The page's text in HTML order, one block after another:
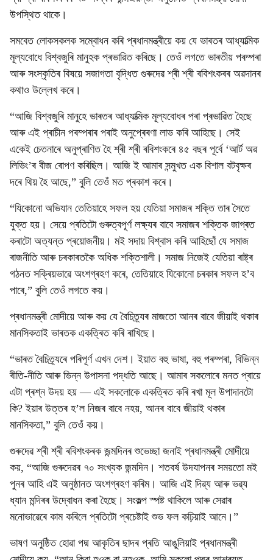
উপস্থিত থাকে।
সমবেত লোকসকলক সম্বোধন কৰি প্ৰধানমন্ত্ৰীয়ে কয় যে ভাৰতৰ আধ্যাত্মিক
মূল্যবোধে বিশ্বজুৰি মানুহক প্ৰভাৱিত কৰিছে। তেওঁ লগতে ভাৰতীয় পৰম্পৰা
আৰু সংস্কৃতিৰ বিষয়ে সজাগতা বৃদ্ধিত গুৰুদেৱ শ্ৰী শ্ৰী ৰবিশংকৰৰ অৱদানৰ
কথাও উল্লেখ কৰে।
“আজি বিশ্বজুৰি মানুহে ভাৰতৰ আধ্যাত্মিক মূল্যবোধৰ পৰা প্ৰভাৱিত হৈছে
আৰু এই প্ৰাচীন পৰম্পৰাৰ পৰাই অনুপ্ৰেৰণা লাভ কৰি আহিছে। সেই
একেই চেতনাৰে অনুপ্ৰাণিত হৈ শ্ৰী শ্ৰী ৰবিশংকৰে ৪৫ বছৰ পূৰ্বে ‘আৰ্ট অৱ
লিভিং’ৰ বীজ ৰোপণ কৰিছিল। আজি ই আমাৰ সন্মুখত এক বিশাল বটবৃক্ষৰ
দৰে থিয় হৈ আছে,” বুলি তেওঁ মত প্ৰকাশ কৰে।
“যিকোনো অভিযান তেতিয়াহে সফল হয় যেতিয়া সমাজৰ শক্তি তাৰ সৈতে
যুক্ত হয়। সেয়ে প্ৰতিটো গুৰুত্বপূৰ্ণ লক্ষ্যৰ বাবে সমাজৰ শক্তিক জাগ্ৰত
কৰাটো অত্যন্ত প্ৰয়োজনীয়। মই সদায় বিশ্বাস কৰি আহিছোঁ যে সমাজ
ৰাজনীতি আৰু চৰকাৰতকৈ অধিক শক্তিশালী। সমাজ নিজেই যেতিয়া ৰাষ্ট্ৰ
গঠনত সক্ৰিয়ভাৱে অংশগ্ৰহণ কৰে, তেতিয়াহে যিকোনো চৰকাৰ সফল হ’ব
পাৰে,” বুলি তেওঁ লগতে কয়।
প্ৰধানমন্ত্ৰী মোদীয়ে আৰু কয় যে বৈচিত্ৰ্যৰ মাজতো আনৰ বাবে জীয়াই থকাৰ
মানসিকতাই ভাৰতক একত্ৰিত কৰি ৰাখিছে।
“ভাৰত বৈচিত্ৰ্যৰে পৰিপূৰ্ণ এখন দেশ। ইয়াত বহু ভাষা, বহু পৰম্পৰা, বিভিন্ন
ৰীতি-নীতি আৰু ভিন্ন উপাসনা পদ্ধতি আছে। আমাৰ সকলোৰে মনত প্ৰায়ে
এটা প্ৰশ্ন উদয় হয় — এই সকলোকে একত্ৰিত কৰি ৰখা মূল উপাদানটো
কি? ইয়াৰ উত্তৰ হ’ল নিজৰ বাবে নহয়, আনৰ বাবে জীয়াই থকাৰ
মানসিকতা,” বুলি তেওঁ কয়।
গুৰুদেৱ শ্ৰী শ্ৰী ৰবিশংকৰক জন্মদিনৰ শুভেচ্ছা জনাই প্ৰধানমন্ত্ৰী মোদীয়ে
কয়, “আজি গুৰুদেৱৰ ৭০ সংখ্যক জন্মদিন। শতবৰ্ষ উদযাপনৰ সময়তো মই
পুনৰ আহি এই অনুষ্ঠানত অংশগ্ৰহণ কৰিম। আজি এই দিৱ্য আৰু ভৱ্য
ধ্যান মন্দিৰৰ উদ্বোধন কৰা হৈছে। সংকল্প স্পষ্ট থাকিলে আৰু সেৱাৰ
মনোভাৱেৰে কাম কৰিলে প্ৰতিটো প্ৰচেষ্টাই শুভ ফল কঢ়িয়াই আনে।”
ভাষণ অনুষ্ঠিত হোৱা পদ্ম আকৃতিৰ ছাদৰ প্ৰতি আঙুলিয়াই প্ৰধানমন্ত্ৰী